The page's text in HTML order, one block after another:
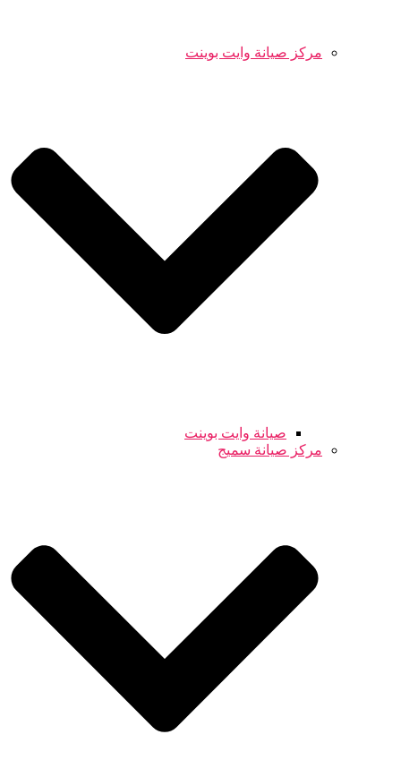
مركز صيانة وايت بوينت
صيانة وايت بوينت
مركز صيانة سميج